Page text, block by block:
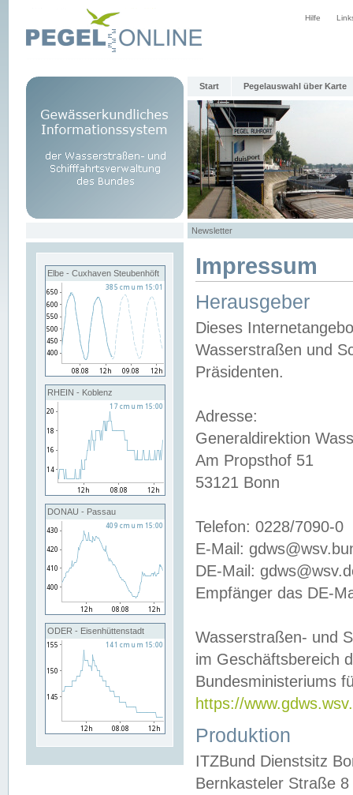
Hilfe
Start Pegelauswahl über Karte
Newsletter
Elbe - Cuxhaven Steubenhöft
RHEIN - Koblenz
DONAU - Passau
ODER - Eisenhüttenstadt
Impressum
Herausgeber
Dieses
Wasserstraßen und
Präsidenten.
Adresse:
Generaldirektion
Am Propsthof 51
53121 Bonn
Telefon: 0228/7090-0
E-Mail:
DE-Mail:
Empfänger das DE-
Wasserstraßen- und
im Geschäftsbereich
Bundesministeriums
https://
Produktion
ITZBund Dienstsitz
Bernkasteler Straße 8